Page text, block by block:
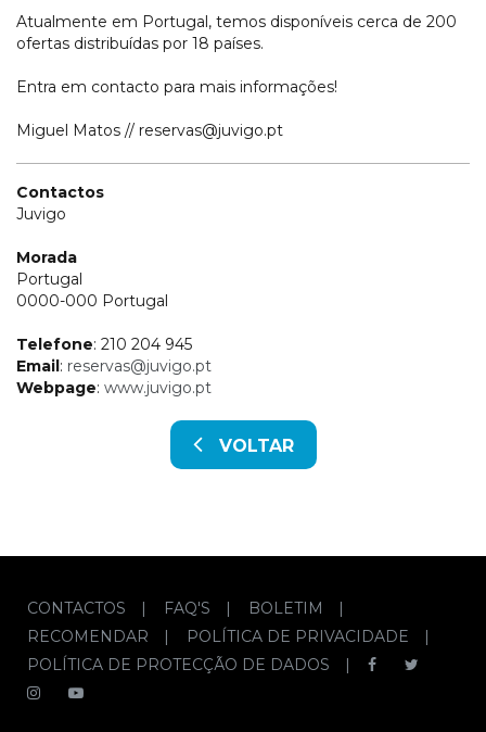
Atualmente em Portugal, temos disponíveis cerca de 200
ofertas distribuídas por 18 países.
Entra em contacto para mais informações!
Miguel Matos // reservas@juvigo.pt
Contactos
Juvigo
Morada
Portugal
0000-000 Portugal
Telefone: 210 204 945
Email: reservas@juvigo.pt
Webpage: www.juvigo.pt
VOLTAR
CONTACTOS | FAQ'S | BOLETIM
|
RECOMENDAR
| POLÍTICA DE PRIVACIDADE
|
POLÍTICA DE PROTECÇÃO DE DADOS
|